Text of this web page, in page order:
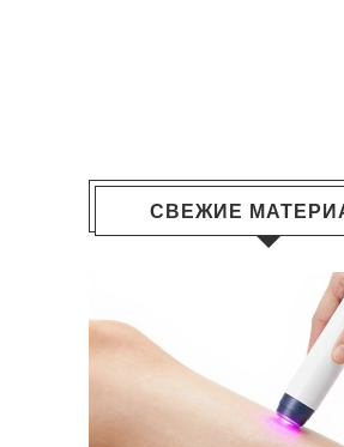
СВЕЖИЕ